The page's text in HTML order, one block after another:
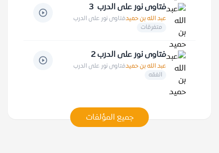
فتاوى نور على الدرب 3
عبد الله بن حميدفتاوى نور على الدرب
متفرقات
فتاوى نور على الدرب 2
عبد الله بن حميدفتاوى نور على الدرب
الفقه
جميع المؤلفات